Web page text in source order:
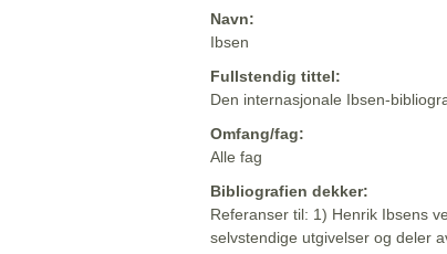
Navn:
Ibsen
Fullstendig tittel:
Den internasjonale Ibsen-
Omfang/fag:
Alle fag
Bibliografien dekker:
Referanser til: 1) Henrik Ibsens
selvstendige utgivelser og deler